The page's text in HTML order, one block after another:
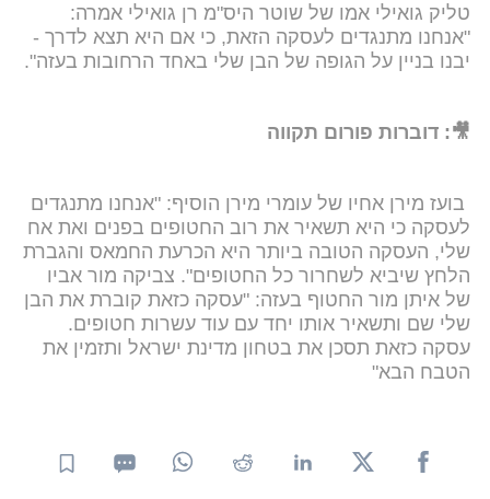
טליק גואילי אמו של שוטר היס"מ רן גואילי אמרה:
"אנחנו מתנגדים לעסקה הזאת, כי אם היא תצא לדרך -
יבנו בניין על הגופה של הבן שלי באחד הרחובות בעזה".
🎥: דוברות פורום תקווה
בועז מירן אחיו של עומרי מירן הוסיף: "אנחנו מתנגדים
לעסקה כי היא תשאיר את רוב החטופים בפנים ואת אח
שלי, העסקה הטובה ביותר היא הכרעת החמאס והגברת
הלחץ שיביא לשחרור כל החטופים". צביקה מור אביו
של איתן מור החטוף בעזה: "עסקה כזאת קוברת את הבן
שלי שם ותשאיר אותו יחד עם עוד עשרות חטופים.
עסקה כזאת תסכן את בטחון מדינת ישראל ותזמין את
הטבח הבא"